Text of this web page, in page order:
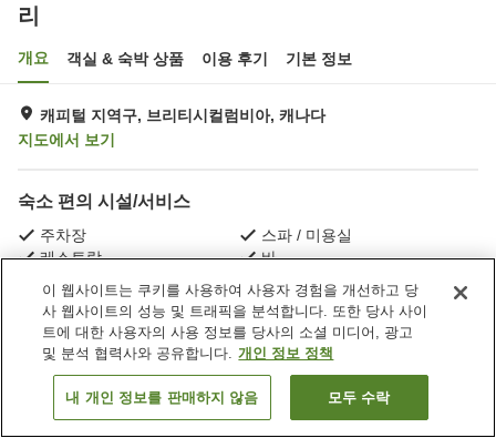
리
개요 객실 & 숙박 상품 이용 후기 기본 정보
캐피털 지역구, 브리티시컬럼비아, 캐나다
지도에서 보기
숙소 편의 시설/서비스
주차장
스파 / 미용실
레스토랑
바
캐나다 브리티시컬럼비아
캐피털 지역구
프레스티지 오션프런트 리조트, 월드호텔 럭셔리
객실 보기
이 웹사이트는 쿠키를 사용하여 사용자 경험을 개선하고 당
사 웹사이트의 성능 및 트래픽을 분석합니다. 또한 당사 사이
트에 대한 사용자의 사용 정보를 당사의 소셜 미디어, 광고
및 분석 협력사와 공유합니다. 개인 정보 정책
내 개인 정보를 판매하지 않음 모두 수락